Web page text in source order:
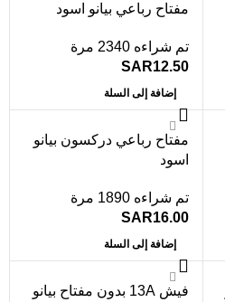
مفتاح رباعي بيانو اسود
تم شراءه 2340 مرة
SAR12.50
إضافة إلى السلة
مفتاح رباعي دركسون بيانو
اسود
تم شراءه 1890 مرة
SAR16.00
إضافة إلى السلة
فيش 13A بدون مفتاح بيانو